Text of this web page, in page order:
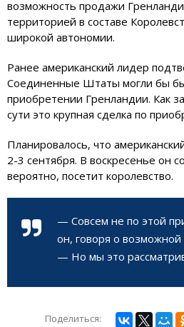
возможность продажи
территорией в составе
широкой автономии.
Ранее американский лидер
Соединенные Штаты могли бы
приобретении Гренландии. Как
сути это крупная сделка по
Планировалось, что
2-3 сентября. В воскресенье он
вероятно, посетит королевство.
— Совсем не по этой
он, говоря о возможной
— Но мы это
Поделиться: